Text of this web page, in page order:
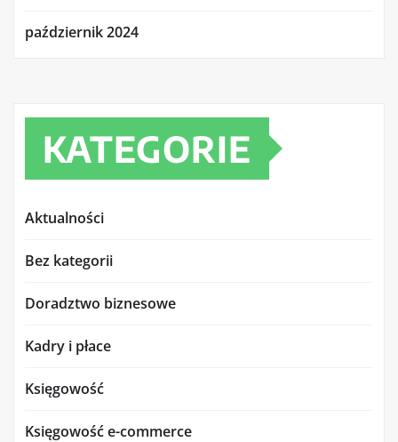
październik 2024
KATEGORIE
Aktualności
Bez kategorii
Doradztwo biznesowe
Kadry i płace
Księgowość
Księgowość e-commerce